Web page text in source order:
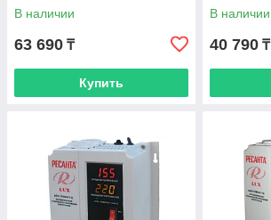
В наличии
63 690 ₸
Купить
В наличии
40 790 ₸